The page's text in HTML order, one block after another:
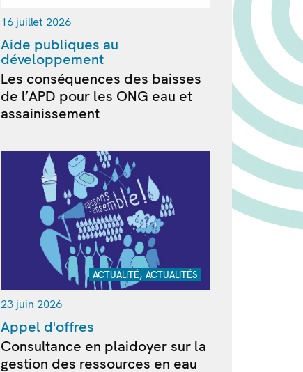
16 juillet 2026
Aide publiques au
développement
Les conséquences des baisses
de l’APD pour les ONG eau et
assainissement
ACTUALITÉ, ACTUALITÉS
23 juin 2026
Appel d'offres
Consultance en plaidoyer sur la
gestion des ressources en eau